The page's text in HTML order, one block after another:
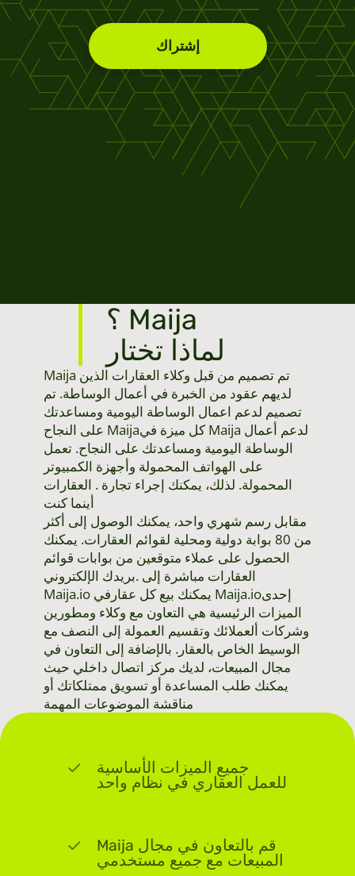
إشتراك
؟ Maija
لماذا تختار
Maija تم تصميم من قبل وكلاء العقارات الذين
لديهم عقود من الخبرة في أعمال الوساطة. تم
تصميم لدعم اعمال الوساطة اليومية ومساعدتك
على النجاح Maijaكل ميزة في Maija لدعم أعمال
الوساطة اليومية ومساعدتك على النجاح. تعمل
على الهواتف المحمولة وأجهزة الكمبيوتر
المحمولة. لذلك، يمكنك إجراء تجارة . العقارات
أينما كنت
مقابل رسم شهري واحد، يمكنك الوصول إلى أكثر
من 80 بوابة دولية ومحلية لقوائم العقارات. يمكنك
الحصول على عملاء متوقعين من بوابات قوائم
العقارات مباشرة إلى .بريدك الإلكتروني
Maija.io يمكنك بيع كل عقارفي Maija.ioإحدى
الميزات الرئيسية هي التعاون مع وكلاء ومطورين
وشركات ألعملائك وتقسيم العمولة إلى النصف مع
الوسيط الخاص بالعقار. بالإضافة إلى التعاون في
مجال المبيعات، لديك مركز اتصال داخلي حيث
يمكنك طلب المساعدة أو تسويق ممتلكاتك أو
مناقشة الموضوعات المهمة
جميع الميزات الأساسية
للعمل العقاري في نظام واحد
Maija قم بالتعاون في مجال
المبيعات مع جميع مستخدمي